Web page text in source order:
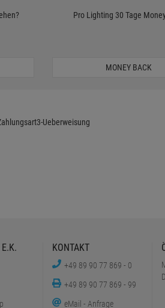
Pro Lighting 30 Tage
MONEY BACK
KONTAKT
+49 89 90 77 869 - 0
+49 89 90 77 869 - 99
eMail - Anfrage